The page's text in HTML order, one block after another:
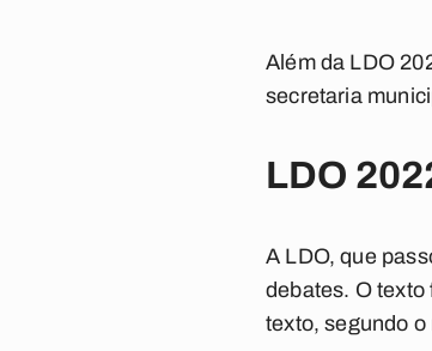
Além da LDO
secretaria
LDO
A LDO, que
debates. O texto
texto, segundo